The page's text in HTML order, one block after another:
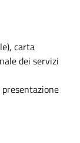
carta
dei servizi